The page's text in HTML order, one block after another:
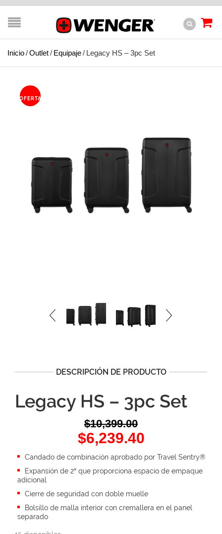
Inicio/Outlet/ Equipaje/ Legacy HS – 3pc Set
OFERTA
DESCRIPCIÓN DE PRODUCTO
Legacy HS – 3pc Set
$10,399.00
Original
price
was:
$10,399.00.
$6,239.40Current
price
is:
$6,239.40.
Candado de combinación aprobado por Travel Sentry®
Expansión de 2″ que proporciona espacio de empaque
adicional
Cierre de seguridad con doble muelle
Bolsillo de malla interior con cremallera en el panel
separado